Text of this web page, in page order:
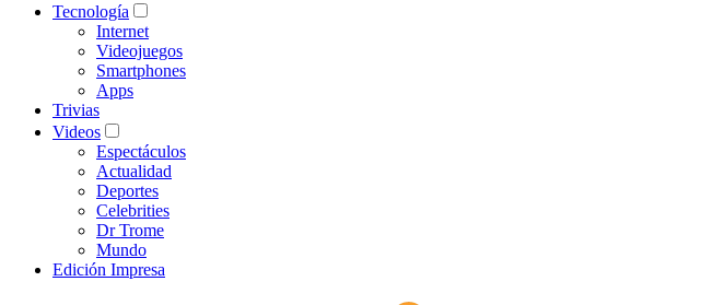
Tecnología
Internet
Videojuegos
Smartphones
Apps
Trivias
Videos
Espectáculos
Actualidad
Deportes
Celebrities
Dr Trome
Mundo
Edición Impresa